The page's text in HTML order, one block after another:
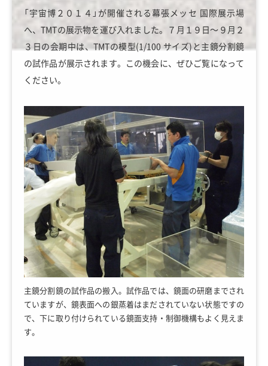
「宇宙博２０１４」が開催される幕張メッセ 国際展示場
へ、TMTの展示物を運び入れました。７月１９日～９月２
３日の会期中は、TMTの模型(1/100 サイズ)と主鏡分割鏡
の試作品が展示されます。この機会に、ぜひご覧になって
ください。
主鏡分割鏡の試作品の搬入。試作品では、鏡面の研磨までされ
ていますが、鏡表面への銀蒸着はまだされていない状態ですの
で、下に取り付けられている鏡面支持・制御機構もよく見えま
す。